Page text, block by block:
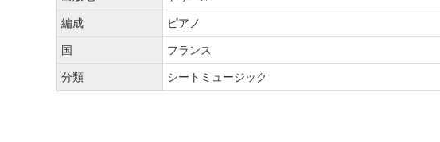
編成
ピアノ
国
フランス
分類
シートミュージック